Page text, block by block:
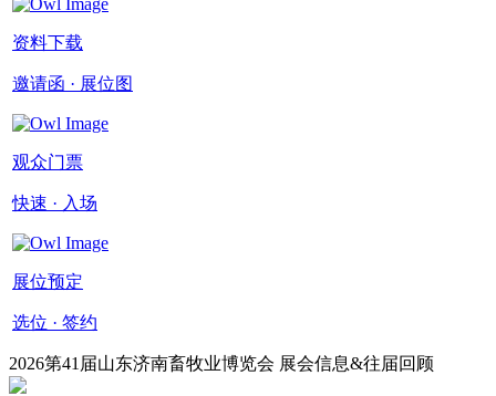
资料下载
邀请函 · 展位图
观众门票
快速 · 入场
展位预定
选位 · 签约
2026第41届山东济南畜牧业博览会 展会信息&往届回顾